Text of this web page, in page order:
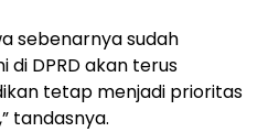
sebenarnya sudah
DPRD akan terus
tetap menjadi prioritas
tandasnya.